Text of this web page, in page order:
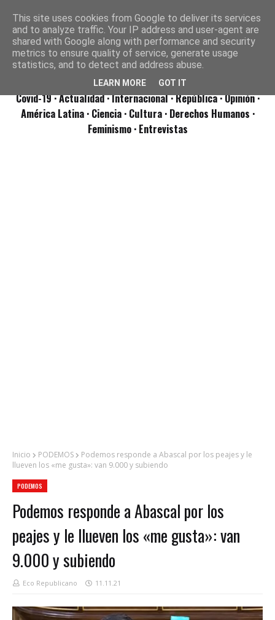
Covid-19· Actualidad· Internacional· República· Opinión·
América Latina · Ciencia · Cultura · Derechos Humanos ·
Feminismo · Entrevistas
Inicio PODEMOS
Podemos responde a Abascal por los peajes y le
llueven los «me gusta»: van 9.000 y subiendo
PODEMOS
Podemos responde a Abascal por los
peajes y le llueven los «me gusta»: van
9.000 y subiendo
Eco Republicano 11.11.21
This site uses cookies from Google to deliver its services
and to analyze traffic. Your IP address and user-agent are
shared with Google along with performance and security
metrics to ensure quality of service, generate usage
statistics, and to detect and address abuse.
LEARN MORE GOT IT